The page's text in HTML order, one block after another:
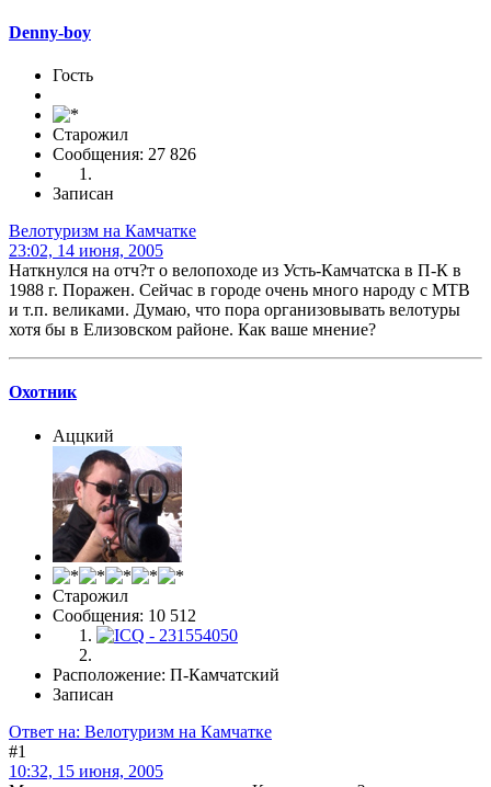
Denny-boy
Гость
Старожил
Сообщения: 27 826
Записан
Велотуризм на Камчатке
23:02, 14 июня, 2005
Наткнулся на отч?т о велопоходе из Усть-Камчатска в П-К в
1988 г. Поражен. Сейчас в городе очень много народу с МТВ
и т.п. великами. Думаю, что пора организовывать велотуры
хотя бы в Елизовском районе. Как ваше мнение?
Охотник
Аццкий
Старожил
Сообщения: 10 512
Расположение: П-Камчатский
Записан
Ответ на: Велотуризм на Камчатке
#1
10:32, 15 июня, 2005